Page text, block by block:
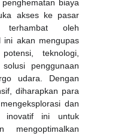
biaya
akses ke pasar
oleh
ini akan mengupas
teknologi,
penggunaan
udara. Dengan
diharapkan para
dan
inovatif ini untuk
mengoptimalkan